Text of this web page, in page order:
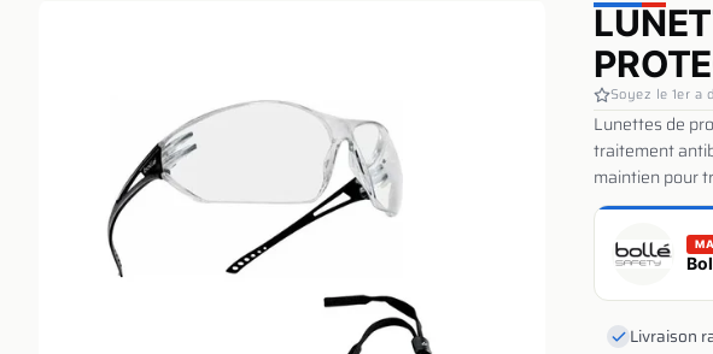
BOLLÉ
Soyez le 1er a
Lunettes de
traitement
maintien pour
Livraison